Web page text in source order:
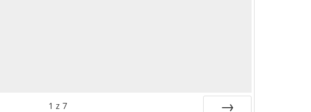
1 z 7